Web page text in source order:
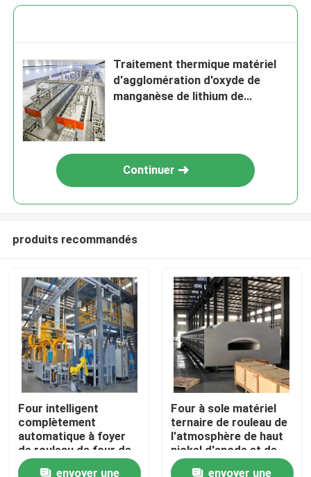
Maison
Produits
Au sujet de nous
Traitement thermique matériel
d'agglomération d'oxyde de
manganèse de lithium de
Continuer
produits recommandés
Four intelligent
complètement
automatique à foyer
de rouleau de four de
frittage pour des
envoyer une
Four à sole matériel
ternaire de rouleau de
l'atmosphère de haut
nickel d'anode et de
cathode de batterie au
envoyer une